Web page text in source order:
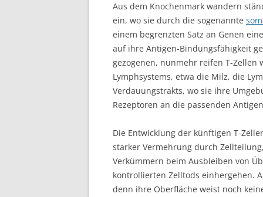
Aus dem Knochenmark wandern
ein, wo sie durch die sogenannte
einem begrenzten Satz an Genen
auf ihre Antigen-Bindungsfähigkeit
gezogenen, nunmehr reifen T-Zellen
Lymphsystems, etwa die Milz, die
Verdauungstrakts, wo sie ihre
Rezeptoren an die passenden
Die Entwicklung der künftigen T-
starker Vermehrung durch
Verkümmern beim Ausbleiben von
kontrollierten Zelltods einhergehen.
denn ihre Oberfläche weist noch